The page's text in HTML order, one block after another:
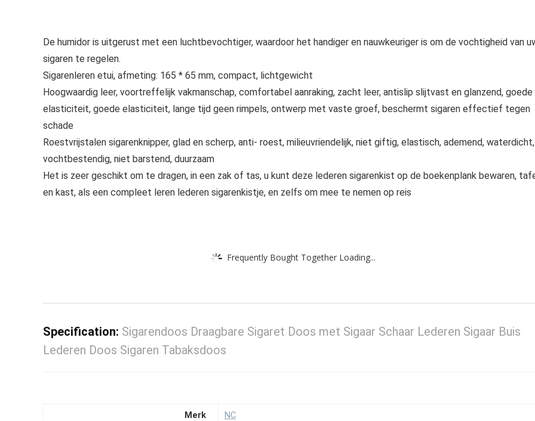
De humidor is uitgerust met een luchtbevochtiger, waardoor het handiger en nauwkeuriger is om de vochtigheid van
sigaren te regelen.
Sigarenleren etui, afmeting: 165 * 65 mm, compact, lichtgewicht
Hoogwaardig leer, voortreffelijk vakmanschap, comfortabel aanraking, zacht leer, antislip slijtvast en glanzend, goede
elasticiteit, goede elasticiteit, lange tijd geen rimpels, ontwerp met vaste groef, beschermt sigaren effectief tegen
schade
Roestvrijstalen sigarenknipper, glad en scherp, anti- roest, milieuvriendelijk, niet giftig, elastisch, ademend, waterdicht,
vochtbestendig, niet barstend, duurzaam
Het is zeer geschikt om te dragen, in een zak of tas, u kunt deze lederen sigarenkist op de boekenplank bewaren,
en kast, als een compleet leren lederen sigarenkistje, en zelfs om mee te nemen op reis
Frequently Bought Together Loading...
Specification: Sigarendoos Draagbare Sigaret Doos met Sigaar Schaar Lederen Sigaar Buis
Lederen Doos Sigaren Tabaksdoos
Merk ‎NC